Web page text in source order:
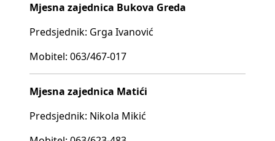
Mjesna zajednica Bukova Greda
Predsjednik: Grga Ivanović
Mobitel: 063/467-017
Mjesna zajednica Matići
Predsjednik: Nikola Mikić